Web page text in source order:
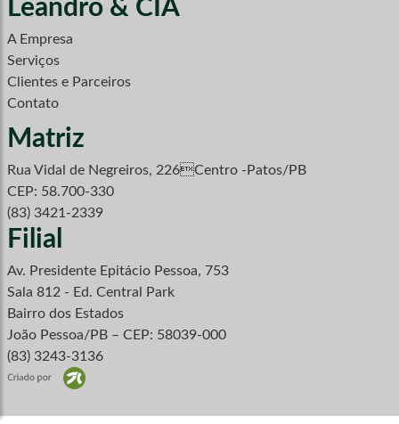
Leandro & CIA
A Empresa
Serviços
Clientes e Parceiros
Contato
Matriz
Rua Vidal de Negreiros, 226Centro -Patos/PB
CEP: 58.700-330
(83) 3421-2339
Filial
Av. Presidente Epitácio Pessoa, 753
Sala 812 - Ed. Central Park
Bairro dos Estados
João Pessoa/PB – CEP: 58039-000
(83) 3243-3136